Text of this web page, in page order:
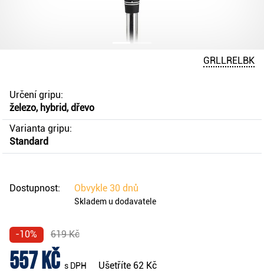
GRLLRELBK
Určení gripu:
železo, hybrid, dřevo
Varianta gripu:
Standard
Dostupnost: Obvykle 30 dnů
Skladem u dodavatele
-10% 619 Kč
557 Kč s DPH Ušetříte 62 Kč